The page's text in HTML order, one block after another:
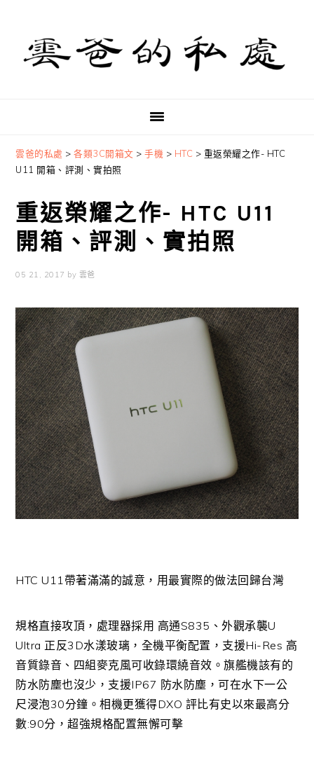
primary
navigation
content
primary
sidebar
雲爸的私處 >各類3C開箱文 >手機 > HTC > 重返榮耀之作- HTC
U11 開箱、評測、實拍照
重返榮耀之作- HTC U11
開箱、評測、實拍照
05 21, 2017 by 雲爸
HTC U11帶著滿滿的誠意，用最實際的做法回歸台灣
規格直接攻頂，處理器採用 高通S835、外觀承襲U
Ultra 正反3D水漾玻璃，全機平衡配置，支援Hi-Res 高
音質錄音、四組麥克風可收錄環繞音效。旗艦機該有的
防水防塵也沒少，支援IP67 防水防塵，可在水下一公
尺浸泡30分鐘。相機更獲得DXO 評比有史以來最高分
數:90分，超強規格配置無懈可擊